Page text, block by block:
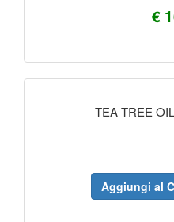
€
TEA TREE
Aggiungi al